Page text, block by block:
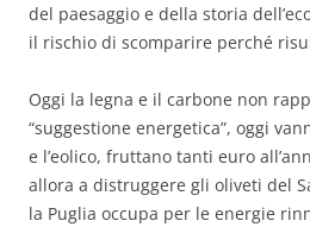
del paesaggio e della storia
il rischio di scomparire perché
Oggi la legna e il carbone non
“suggestione energetica”, oggi
e l’eolico, fruttano tanti euro
allora a distruggere gli oliveti del
la Puglia occupa per le energie